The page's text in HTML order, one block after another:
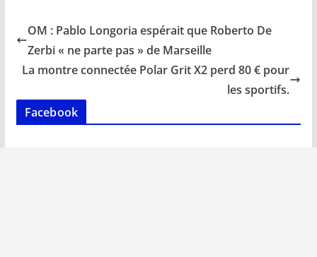
b
o
o
k
l s
A
p
e
dI
n
y
Li
n
g
OM : Pablo Longoria espérait que Roberto De
Zerbi « ne parte pas » de Marseille
La montre connectée Polar Grit X2 perd 80 € pour
les sportifs.
Facebook